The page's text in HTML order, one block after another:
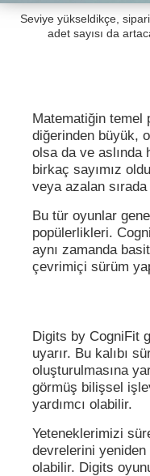
Seviye yükseldikçe,
adet sayısı da
Matematiğin temel
diğerinden büyük,
olsa da ve aslında
birkaç sayımız
veya azalan
Bu tür oyunlar
popülerlikleri.
aynı zamanda
çevrimiçi sürüm
Digits by CogniFit
uyarır. Bu kalıbı
oluşturulmasına
görmüş bilişsel
yardımcı olabilir.
Yeteneklerimizi
devrelerini
olabilir. Digits